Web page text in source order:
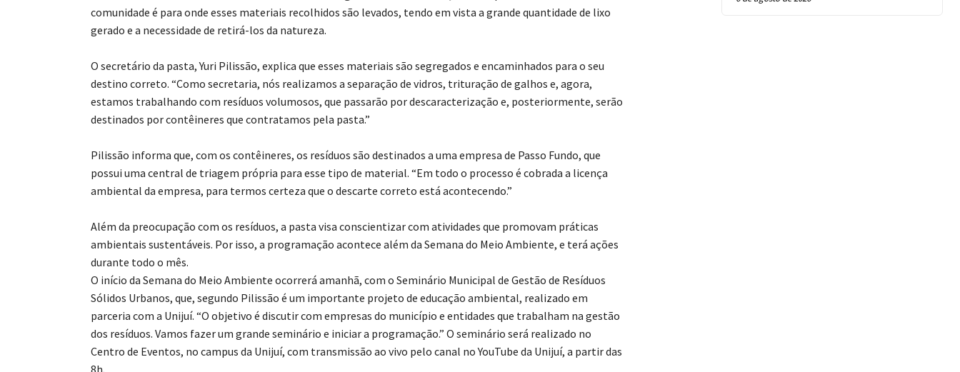
comunidade é para onde esses materiais recolhidos são levados, tendo em vista a grande quantidade de lixo
gerado e a necessidade de retirá-los da natureza.
O secretário da pasta, Yuri Pilissão, explica que esses materiais são segregados e encaminhados para o seu
destino correto. “Como secretaria, nós realizamos a separação de vidros, trituração de galhos e, agora,
estamos trabalhando com resíduos volumosos, que passarão por descaracterização e, posteriormente, serão
destinados por contêineres que contratamos pela pasta.”
Pilissão informa que, com os contêineres, os resíduos são destinados a uma empresa de Passo Fundo, que
possui uma central de triagem própria para esse tipo de material. “Em todo o processo é cobrada a licença
ambiental da empresa, para termos certeza que o descarte correto está acontecendo.”
Além da preocupação com os resíduos, a pasta visa conscientizar com atividades que promovam práticas
ambientais sustentáveis. Por isso, a programação acontece além da Semana do Meio Ambiente, e terá ações
durante todo o mês.
O início da Semana do Meio Ambiente ocorrerá amanhã, com o Seminário Municipal de Gestão de Resíduos
Sólidos Urbanos, que, segundo Pilissão é um importante projeto de educação ambiental, realizado em
parceria com a Unijuí. “O objetivo é discutir com empresas do município e entidades que trabalham na gestão
dos resíduos. Vamos fazer um grande seminário e iniciar a programação.” O seminário será realizado no
Centro de Eventos, no campus da Unijuí, com transmissão ao vivo pelo canal no YouTube da Unijuí, a partir das